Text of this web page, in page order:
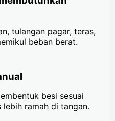
tulangan pagar, teras,
beban berat.
besi sesuai
ramah di tangan.